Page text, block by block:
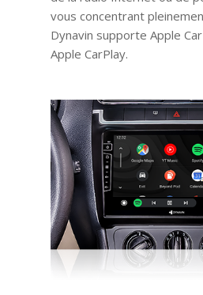
vous concentrant
Dynavin supporte Apple
Apple CarPlay.